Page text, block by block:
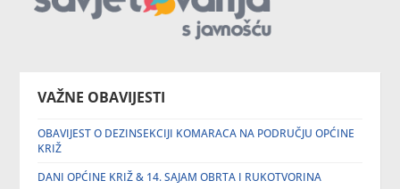
VAŽNE OBAVIJESTI
OBAVIJEST O DEZINSEKCIJI KOMARACA NA PODRUČJU OPĆINE
KRIŽ
DANI OPĆINE KRIŽ & 14. SAJAM OBRTA I RUKOTVORINA